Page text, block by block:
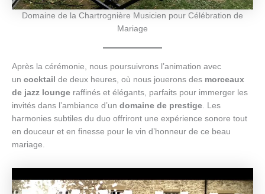
Domaine de la Chartrognière Musicien pour Célébration de
Mariage
Après la cérémonie, nous poursuivrons l’animation avec
un cocktail de deux heures, où nous jouerons des morceaux
de jazz lounge raffinés et élégants, parfaits pour immerger les
invités dans l’ambiance d’un domaine de prestige. Les
harmonies subtiles du duo offriront une expérience sonore tout
en douceur et en finesse pour le vin d’honneur de ce beau
mariage.